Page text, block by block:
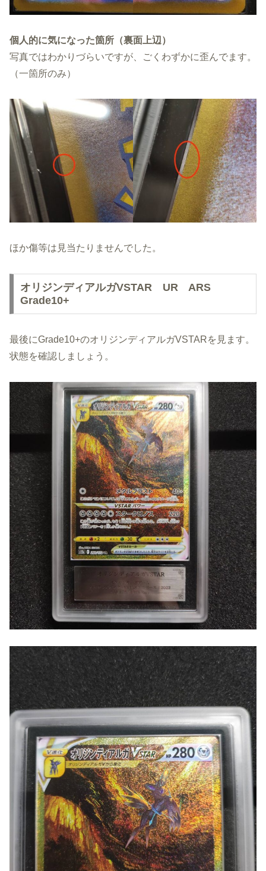
個人的に気になった箇所（裏面上辺）
写真ではわかりづらいですが、ごくわずかに歪んでます。
（一箇所のみ）
ほか傷等は見当たりませんでした。
オリジンディアルガVSTAR UR ARS
Grade10+
最後にGrade10+のオリジンディアルガVSTARを見ます。
状態を確認しましょう。